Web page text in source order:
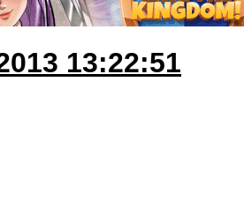
13:22:51